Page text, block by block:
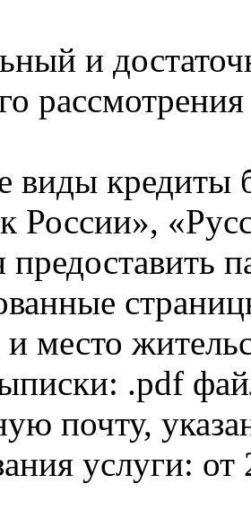
и
виды кредиты
России»,
предоставить
место
.pdf
почту,
услуги: от